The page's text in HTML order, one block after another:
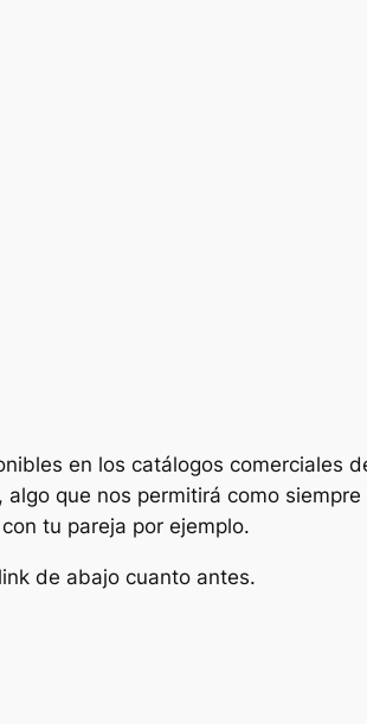
en los catálogos comerciales
que nos permitirá como siempre
tu pareja por ejemplo.
de abajo cuanto antes.